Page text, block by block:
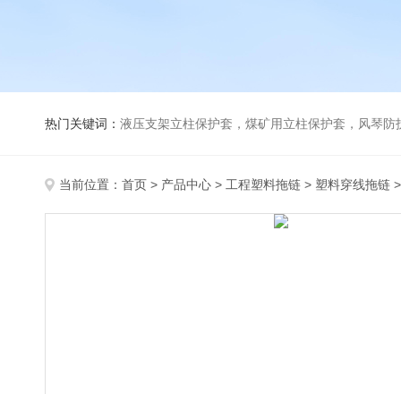
热门关键词： 液压支架立柱保护套，煤矿用立柱保护套，风琴
当前位置： 首页 > 产品中心 > 工程塑料拖链 > 塑料穿线拖链